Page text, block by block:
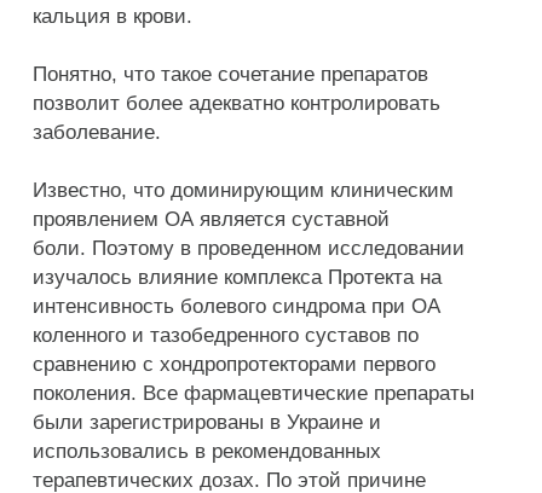
кальция в крови.
Понятно, что такое сочетание препаратов
позволит более адекватно контролировать
заболевание.
Известно, что доминирующим клиническим
проявлением ОА является суставной
боли. Поэтому в проведенном исследовании
изучалось влияние комплекса Протекта на
интенсивность болевого синдрома при ОА
коленного и тазобедренного суставов по
сравнению с хондропротекторами первого
поколения. Все фармацевтические препараты
были зарегистрированы в Украине и
использовались в рекомендованных
терапевтических дозах. По этой причине